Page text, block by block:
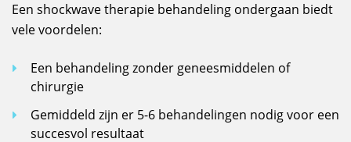
Een shockwave therapie behandeling ondergaan biedt
vele voordelen:
Een behandeling zonder geneesmiddelen of
chirurgie
Gemiddeld zijn er 5-6 behandelingen nodig voor een
succesvol resultaat